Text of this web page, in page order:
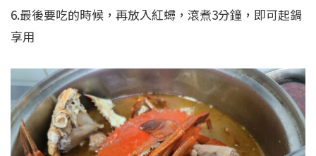
6.最後要吃的時候，再放入紅蟳，滾煮3分鐘，即可起鍋
享用